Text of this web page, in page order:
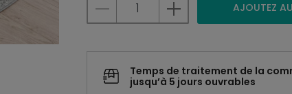
AJOUTEZ
Temps de traitement de la
jusqu’à 5 jours ouvrables